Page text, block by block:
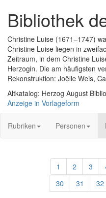
Bibliothek
Christine Luise (1671–1747)
Christine Luise liegen in
Zeitraum, in dem Christine
Herzogin. Die am häufigsten
Rekonstruktion: Joëlle Weis,
Altkatalog: Herzog August
Anzeige in Vorlageform
Rubriken Personen
1 2 3
30
31 32